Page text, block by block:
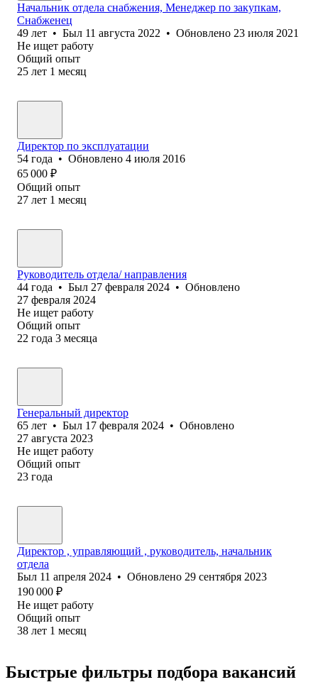
Начальник отдела снабжения, Менеджер по закупкам,
Снабженец
49 лет • Был 11 августа 2022 • Обновлено 23 июля 2021
Не ищет работу
Общий опыт
25 лет 1 месяц
Директор по эксплуатации
54 года • Обновлено 4 июля 2016
65 000 ₽
Общий опыт
27 лет 1 месяц
Руководитель отдела/ направления
44 года • Был 27 февраля 2024 • Обновлено
27 февраля 2024
Не ищет работу
Общий опыт
22 года 3 месяца
Генеральный директор
65 лет • Был 17 февраля 2024 • Обновлено
27 августа 2023
Не ищет работу
Общий опыт
23 года
Директор , управляющий , руководитель, начальник
отдела
Был 11 апреля 2024 • Обновлено 29 сентября 2023
190 000 ₽
Не ищет работу
Общий опыт
38 лет 1 месяц
Быстрые фильтры подбора вакансий